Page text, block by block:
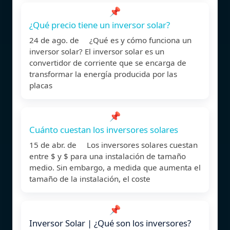
📌
¿Qué precio tiene un inversor solar?
24 de ago. de ¿Qué es y cómo funciona un
inversor solar? El inversor solar es un
convertidor de corriente que se encarga de
transformar la energía producida por las
placas
📌
Cuánto cuestan los inversores solares
15 de abr. de Los inversores solares cuestan
entre $ y $ para una instalación de tamaño
medio. Sin embargo, a medida que aumenta el
tamaño de la instalación, el coste
📌
Inversor Solar | ¿Qué son los inversores?